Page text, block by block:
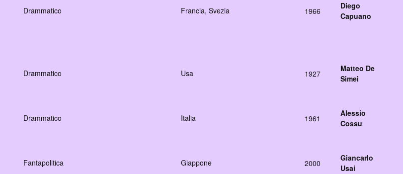
Drammatico Francia, Svezia 1966
Diego
Capuano
Drammatico Usa 1927
Matteo De
Simei
Drammatico Italia 1961
Alessio
Cossu
Fantapolitica Giappone 2000
Giancarlo
Usai